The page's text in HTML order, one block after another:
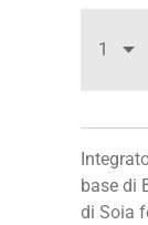
base di
di Soia